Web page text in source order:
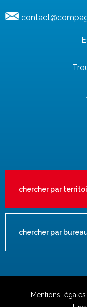
chercher par
chercher par bureau
Mentions légales